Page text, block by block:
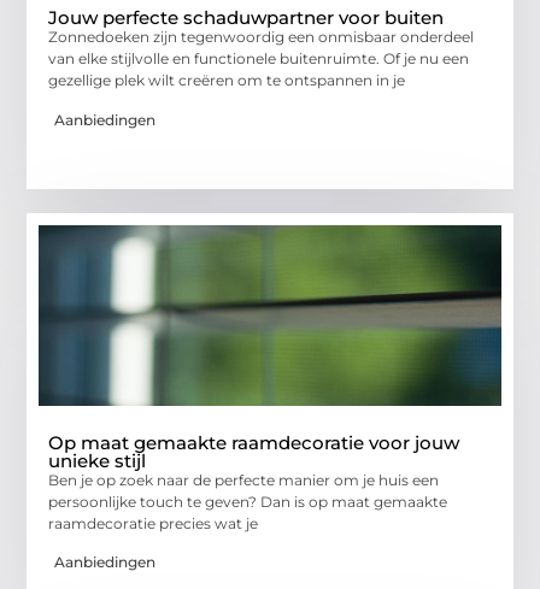
Jouw perfecte schaduwpartner voor buiten
Zonnedoeken zijn tegenwoordig een onmisbaar onderdeel
van elke stijlvolle en functionele buitenruimte. Of je nu een
gezellige plek wilt creëren om te ontspannen in je
Aanbiedingen
Op maat gemaakte raamdecoratie voor jouw
unieke stijl
Ben je op zoek naar de perfecte manier om je huis een
persoonlijke touch te geven? Dan is op maat gemaakte
raamdecoratie precies wat je
Aanbiedingen